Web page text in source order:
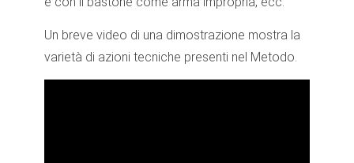
Un breve video di una dimostrazione mostra la
varietà di azioni tecniche presenti nel Metodo.